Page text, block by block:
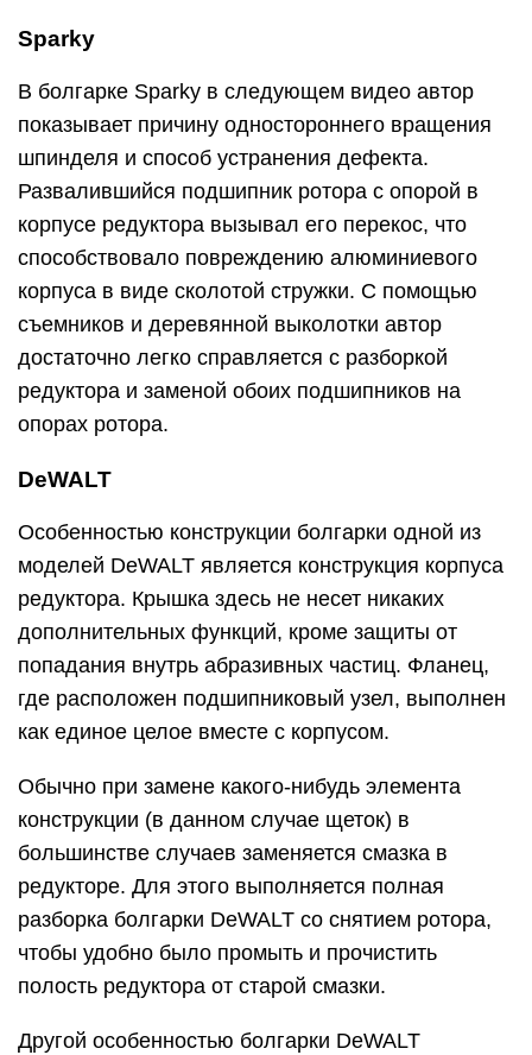
Sparky
В болгарке Sparky в следующем видео автор
показывает причину одностороннего вращения
шпинделя и способ устранения дефекта.
Развалившийся подшипник ротора с опорой в
корпусе редуктора вызывал его перекос, что
способствовало повреждению алюминиевого
корпуса в виде сколотой стружки. С помощью
съемников и деревянной выколотки автор
достаточно легко справляется с разборкой
редуктора и заменой обоих подшипников на
опорах ротора.
DeWALT
Особенностью конструкции болгарки одной из
моделей DeWALT является конструкция корпуса
редуктора. Крышка здесь не несет никаких
дополнительных функций, кроме защиты от
попадания внутрь абразивных частиц. Фланец,
где расположен подшипниковый узел, выполнен
как единое целое вместе с корпусом.
Обычно при замене какого-нибудь элемента
конструкции (в данном случае щеток) в
большинстве случаев заменяется смазка в
редукторе. Для этого выполняется полная
разборка болгарки DeWALT со снятием ротора,
чтобы удобно было промыть и прочистить
полость редуктора от старой смазки.
Другой особенностью болгарки DeWALT